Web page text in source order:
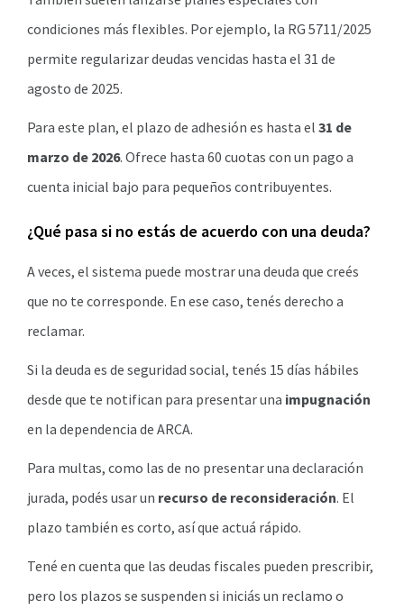
condiciones más flexibles. Por ejemplo, la RG 5711/2025
permite regularizar deudas vencidas hasta el 31 de
agosto de 2025.
Para este plan, el plazo de adhesión es hasta el 31 de
marzo de 2026. Ofrece hasta 60 cuotas con un pago a
cuenta inicial bajo para pequeños contribuyentes.
¿Qué pasa si no estás de acuerdo con una deuda?
A veces, el sistema puede mostrar una deuda que creés
que no te corresponde. En ese caso, tenés derecho a
reclamar.
Si la deuda es de seguridad social, tenés 15 días hábiles
desde que te notifican para presentar una impugnación
en la dependencia de ARCA.
Para multas, como las de no presentar una declaración
jurada, podés usar un recurso de reconsideración. El
plazo también es corto, así que actuá rápido.
Tené en cuenta que las deudas fiscales pueden prescribir,
pero los plazos se suspenden si iniciás un reclamo o